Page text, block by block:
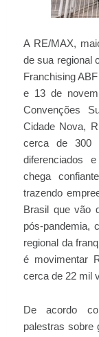
A RE/MAX,
de sua regional
Franchising
e 13 de
Convenções
Cidade Nova,
cerca de 300
diferenciados
chega
trazendo
Brasil que vão
pós-pandemia,
regional da
é movimentar
cerca de 22 mil
De acordo
palestras sobre